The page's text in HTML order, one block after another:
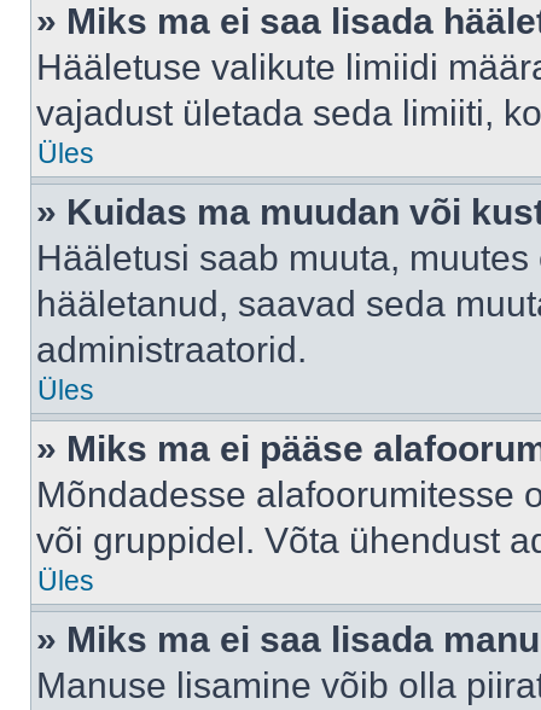
» Miks ma ei saa lisada
Hääletuse valikute limiidi
vajadust ületada seda limiiti,
Üles
» Kuidas ma muudan või
Hääletusi saab muuta,
hääletanud, saavad seda
administraatorid.
Üles
» Miks ma ei pääse
Mõndadesse alafoorumitesse
või gruppidel. Võta ühendust
Üles
» Miks ma ei saa lisada
Manuse lisamine võib olla